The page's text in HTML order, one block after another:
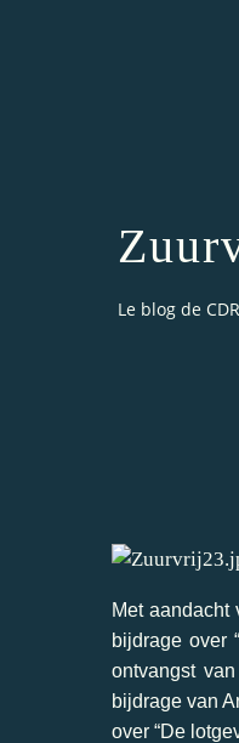
Le blog de
Met
bijdrage over
ontvangst
bijdrage van
over “De